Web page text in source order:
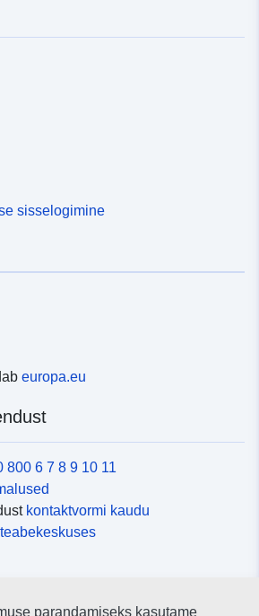
sisselogimine
europa.eu
800 6 7 8 9 10 11
kontaktvormi kaudu
parandamiseks kasutame